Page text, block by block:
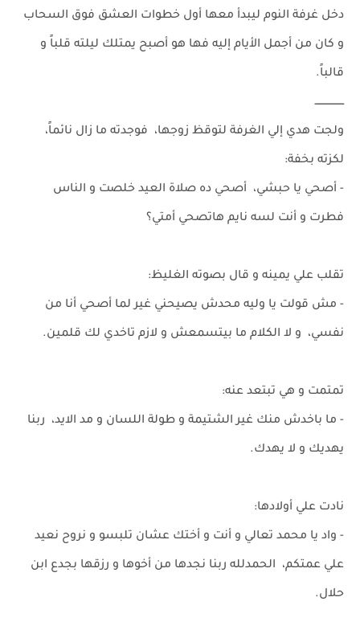
دخل غرفة النوم ليبدأ معها أول خطوات العشق فوق السحاب
و كان من أجمل الأيام إليه فها هو أصبح يمتلك ليلته قلباً و
قالباً.
ــــــــــــــــــ
ولجت هدي إلي الغرفة لتوقظ زوجها، فوجدته ما زال نائماً،
لكزته بخفة:
- أصحي يا حبشي، أصحي ده صلاة العيد خلصت و الناس
فطرت و أنت لسه نايم هاتصحي أمتي؟
تقلب علي يمينه و قال بصوته الغليظ:
- مش قولت يا وليه محدش يصيحني غير لما أصحي أنا من
نفسي، و لا الكلام ما بيتسمعش و لازم تاخدي لك قلمين.
تمتمت و هي تبتعد عنه:
- ما باخدش منك غير الشتيمة و طولة اللسان و مد الايد، ربنا
يهديك و لا يهدك.
نادت علي أولادها:
- واد يا محمد تعالي و أنت و أختك عشان تلبسو و نروح نعيد
علي عمتكم، الحمدلله ربنا نجدها من أخوها و رزقها بجدع ابن
حلال.